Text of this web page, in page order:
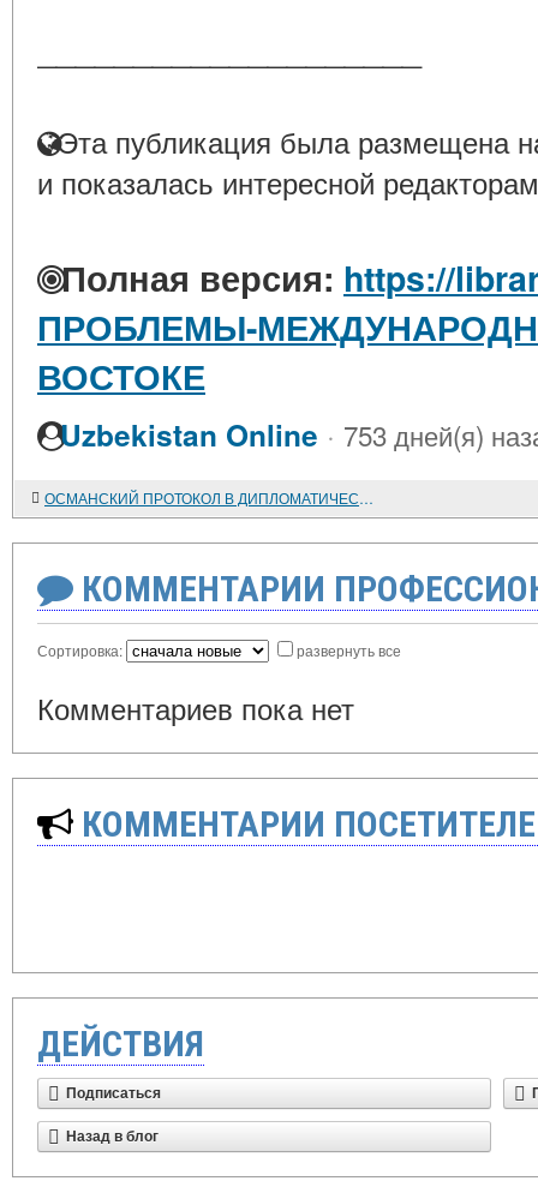
Эта публикация была размещена
и показалась интересной
Полная версия: https://
ПРОБЛЕМЫ-
ВОСТОКЕ
Uzbekistan Online · 753 дней(я)
ОСМАНСКИЙ ПРОТОКОЛ В ДИПЛОМАТИЧЕСКИХ ОТНОШЕНИЯХ ПОРТЫ И РОССИИ (КОНЕЦ XVIII - НАЧАЛО XIX в.)
КОММЕНТАРИИ
Сортировка: развернуть все
Комментариев пока нет
КОММЕНТАРИИ
ДЕЙСТВИЯ
Подписаться
Назад в блог